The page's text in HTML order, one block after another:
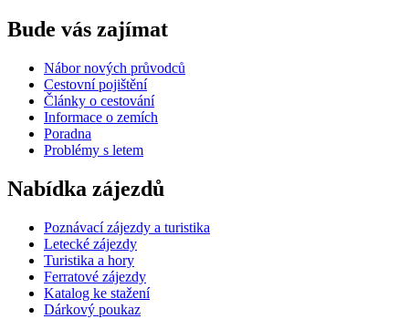
Bude vás zajímat
Nábor nových průvodců
Cestovní pojištění
Články o cestování
Informace o zemích
Poradna
Problémy s letem
Nabídka zájezdů
Poznávací zájezdy a turistika
Letecké zájezdy
Turistika a hory
Ferratové zájezdy
Katalog ke stažení
Dárkový poukaz